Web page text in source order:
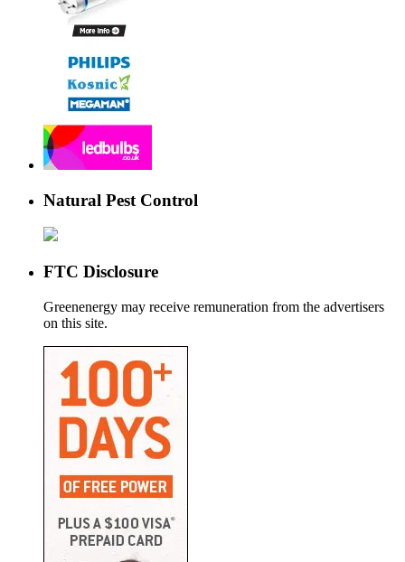
Natural Pest Control
FTC Disclosure
Greenenergy may receive remuneration from the advertisers
on this site.